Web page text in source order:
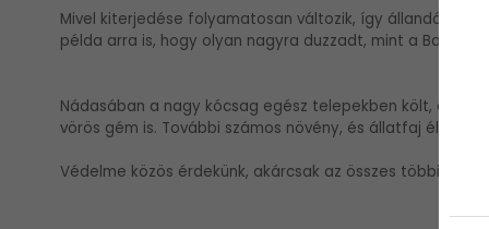
Mivel kiterjedése folyamatosan változik, így állandó
példa arra is, hogy olyan nagyra duzzadt, mint a Balaton
Nádasában a nagy kócsag egész telepekben költ, és
vörös gém is. További számos növény, és állatfaj él itt
Védelme közös érdekünk, akárcsak az összes többi